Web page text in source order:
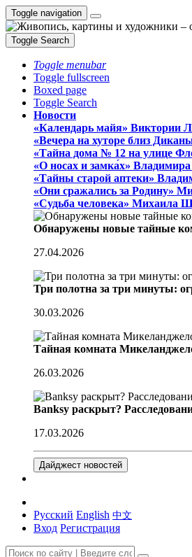
Toggle navigation
Toggle Search
Toggle menubar
Toggle fullscreen
Boxed page
Toggle Search
Новости
«Календарь майя» Виктории
«Вечера на хуторе близ
«Тайна дома № 12 на улице
«О носах и замка́х»
«Тайны старой аптеки»
«Они сражались за Родину»
«Судьба человека» Михаила
Обнаружены новые тайные
27.04.2026
Три полотна за три минуты:
30.03.2026
Тайная комната
26.03.2026
Banksy раскрыт?
17.03.2026
Дайджест новостей
Русский English 中文
Вход Регистрация